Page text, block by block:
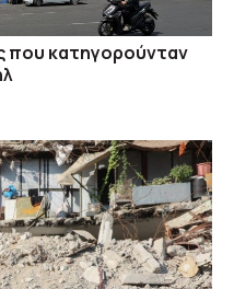
που κατηγορούνταν